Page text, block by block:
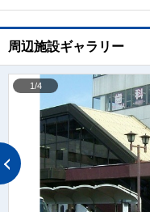
周辺施設ギャラリー
1/4